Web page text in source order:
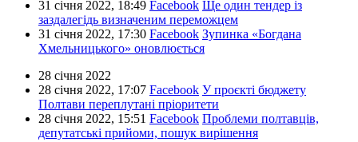
31 січня 2022, 18:49 Facebook Ще один тендер із
заздалегідь визначеним переможцем
31 січня 2022, 17:30 Facebook Зупинка «Богдана
Хмельницького» оновлюється
28 січня 2022
28 січня 2022, 17:07 Facebook У проєкті бюджету
Полтави переплутані пріоритети
28 січня 2022, 15:51 Facebook Проблеми полтавців,
депутатські прийоми, пошук вирішення